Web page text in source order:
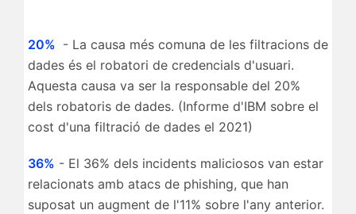
20% - La causa més comuna de les filtracions de
dades és el robatori de credencials d'usuari.
Aquesta causa va ser la responsable del 20%
dels robatoris de dades. (Informe d'IBM sobre el
cost d'una filtració de dades el 2021)
36% - El 36% dels incidents maliciosos van estar
relacionats amb atacs de phishing, que han
suposat un augment de l'11% sobre l'any anterior.